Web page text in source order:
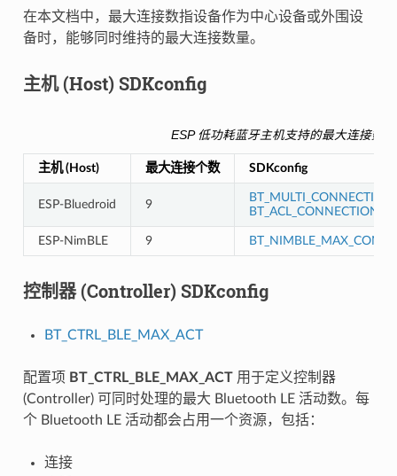
在本文档中，最大连接数指设备作为中心设备或外围设
备时，能够同时维持的最大连接数量。
主机 (Host) SDKconfig
ESP 低功耗蓝牙主机支持的最大连接数
主机 (Host) 最大连接个数 SDKconfig
ESP-Bluedroid 9
BT_ACL_CONNECTIONS
ESP-NimBLE 9
控制器 (Controller) SDKconfig
BT_CTRL_BLE_MAX_ACT
配置项 BT_CTRL_BLE_MAX_ACT用于定义控制器
(Controller) 可同时处理的最大 Bluetooth LE 活动数。每
个 Bluetooth LE 活动都会占用一个资源，包括：
连接